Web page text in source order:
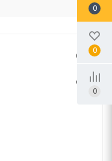
0
0
0